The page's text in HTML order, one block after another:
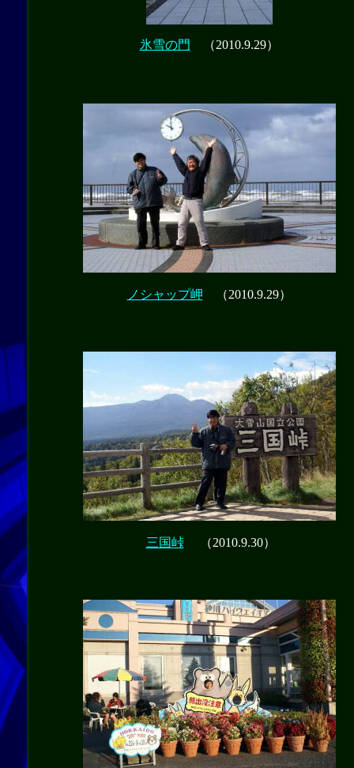
氷雪の門 （2010.9.29）
ノシャップ岬 （2010.9.29）
三国峠（2010.9.30）